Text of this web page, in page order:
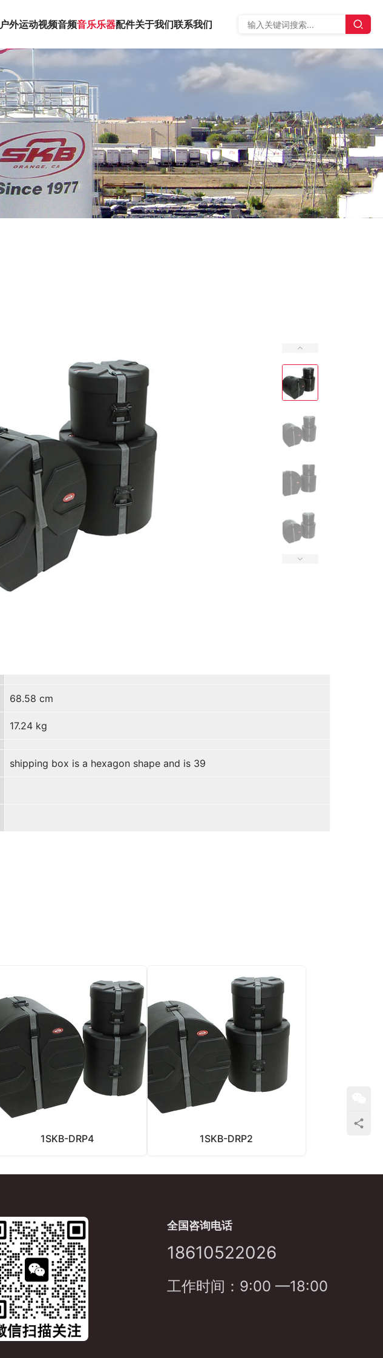
户外运动视频音频音乐乐器配件关于我们联系我们
68.58 cm
17.24 kg
shipping box is a hexagon shape and is 39
1SKB-DRP4 1SKB-DRP2
全国咨询电话
18610522026
工作时间：9:00 —18:00